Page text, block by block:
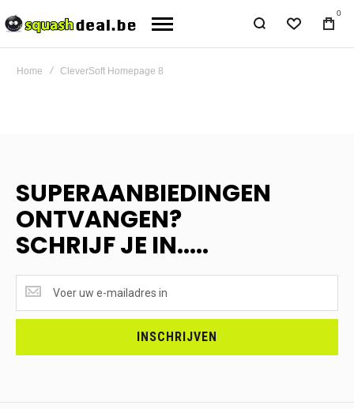
0
Home CleverSoft Homepage 8
SUPERAANBIEDINGEN
ONTVANGEN?
SCHRIJF JE IN.....
ONTVANGEN?
<br>SCHRIJF
INSCHRIJVEN